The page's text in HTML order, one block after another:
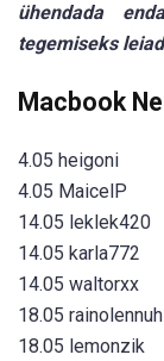
ühendada
tegemiseks
Macbook
4.05 heigoni
4.05 MaicelP
14.05 leklek420
14.05 karla772
14.05 waltorxx
18.05 rainolennuh
18.05 lemonzik